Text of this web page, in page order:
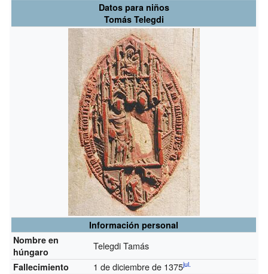
Datos para niños
Tomás Telegdi
Información personal
Nombre en
húngaro
Telegdi Tamás
Fallecimiento 1 de diciembre de 1375jul.